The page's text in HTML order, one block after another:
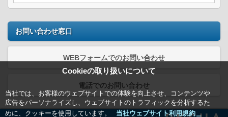
Cookieの取り扱いについて
当社では、お客様のウェブサイトでの体験を向上させ、コンテンツや
広告をパーソナライズし、ウェブサイトのトラフィックを分析するた
めに、クッキーを使用しています。
当社ウェブサイト利用規約＿
お問い合わせ窓口
WEBフォームでのお問い合わせ
電話でのお問い合わせ